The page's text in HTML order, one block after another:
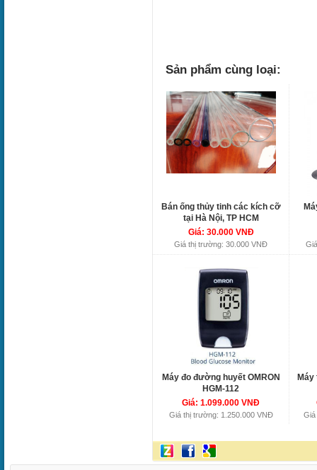
Sản phẩm cùng loại:
Bán ống thủy tinh các kích cỡ
tại Hà Nội, TP HCM
Giá: 30.000 VNĐ
Giá thị trường: 30.000 VNĐ
Máy đo đường huyết OMRON
HGM-112
Giá: 1.099.000 VNĐ
Giá thị trường: 1.250.000 VNĐ
Máy